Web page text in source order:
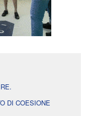
DI COESIONE